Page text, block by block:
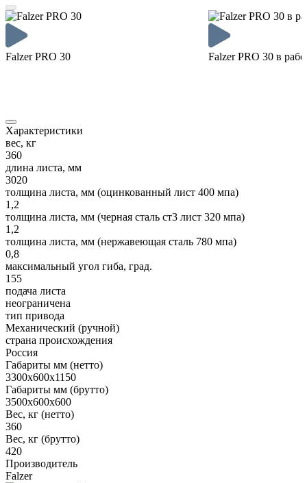
Falzer PRO 30 Falzer PRO 30 в
Характеристики
вес, кг
360
длина листа, мм
3020
толщина листа, мм (оцинкованный лист 400 мпа)
1,2
толщина листа, мм (черная сталь ст3 лист 320 мпа)
1,2
толщина листа, мм (нержавеющая сталь 780 мпа)
0,8
максимальный угол гиба, град.
155
подача листа
неограничена
тип привода
Механический (ручной)
страна происхождения
Россия
Габариты мм (нетто)
3300х600х1150
Габариты мм (брутто)
3500х600х600
Вес, кг (нетто)
360
Вес, кг (брутто)
420
Производитель
Falzer